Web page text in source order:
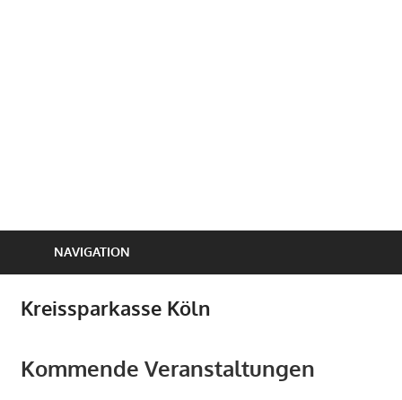
NAVIGATION
Kreissparkasse Köln
Kommende Veranstaltungen